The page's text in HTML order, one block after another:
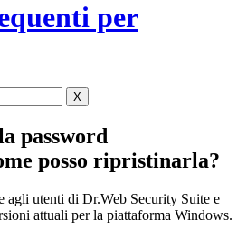
per
X
password
posso ripristinarla?
agli utenti di Dr.Web Security Suite e
attuali per la piattaforma Windows.